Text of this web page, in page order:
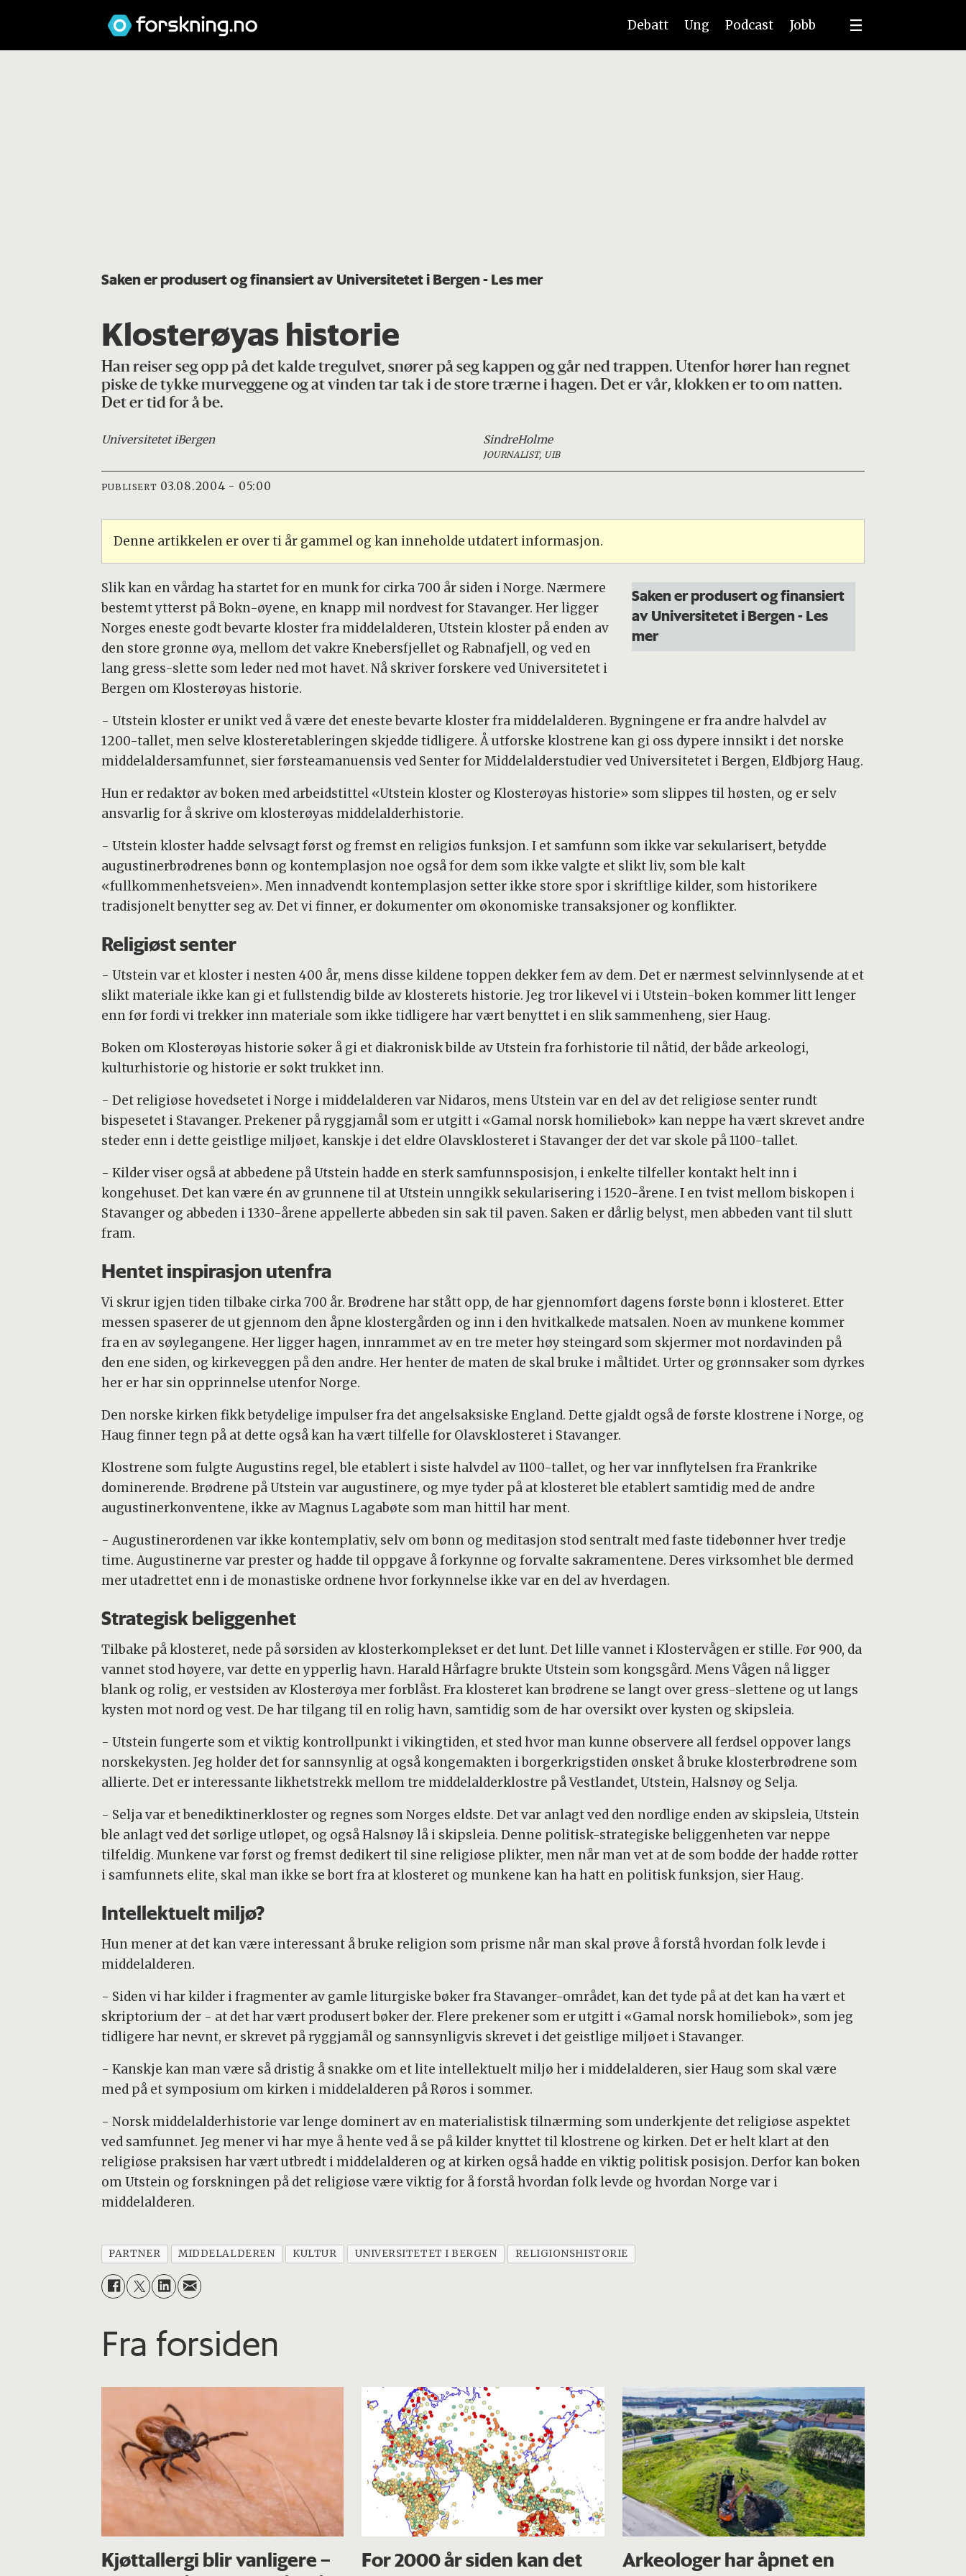
Debatt Ung Podcast Jobb
Saken er produsert og finansiert av Universitetet i Bergen- Les mer
Klosterøyas historie
Han reiser seg opp på det kalde tregulvet, snører på seg kappen og går ned trappen. Utenfor hører han regnet
piske de tykke murveggene og at vinden tar tak i de store trærne i hagen. Det er vår, klokken er to om natten.
Det er tid for å be.
Universitetet iBergen SindreHolme
JOURNALIST, UIB
PUBLISERT 03.08.2004 - 05:00
Denne artikkelen er over ti år gammel og kan inneholde utdatert informasjon.
Saken er produsert og finansiert
av Universitetet i Bergen- Les
mer
Slik kan en vårdag ha startet for en munk for cirka 700 år siden i Norge. Nærmere
bestemt ytterst på Bokn-øyene, en knapp mil nordvest for Stavanger. Her ligger
Norges eneste godt bevarte kloster fra middelalderen, Utstein kloster på enden av
den store grønne øya, mellom det vakre Knebersfjellet og Rabnafjell, og ved en
lang gress-slette som leder ned mot havet. Nå skriver forskere ved Universitetet i
Bergen om Klosterøyas historie.
- Utstein kloster er unikt ved å være det eneste bevarte kloster fra middelalderen. Bygningene er fra andre halvdel av
1200-tallet, men selve klosteretableringen skjedde tidligere. Å utforske klostrene kan gi oss dypere innsikt i det norske
middelaldersamfunnet, sier førsteamanuensis ved Senter for Middelalderstudier ved Universitetet i Bergen, Eldbjørg Haug.
Hun er redaktør av boken med arbeidstittel «Utstein kloster og Klosterøyas historie» som slippes til høsten, og er selv
ansvarlig for å skrive om klosterøyas middelalderhistorie.
- Utstein kloster hadde selvsagt først og fremst en religiøs funksjon. I et samfunn som ikke var sekularisert, betydde
augustinerbrødrenes bønn og kontemplasjon noe også for dem som ikke valgte et slikt liv, som ble kalt
«fullkommenhetsveien». Men innadvendt kontemplasjon setter ikke store spor i skriftlige kilder, som historikere
tradisjonelt benytter seg av. Det vi finner, er dokumenter om økonomiske transaksjoner og konflikter.
Religiøst senter
- Utstein var et kloster i nesten 400 år, mens disse kildene toppen dekker fem av dem. Det er nærmest selvinnlysende at et
slikt materiale ikke kan gi et fullstendig bilde av klosterets historie. Jeg tror likevel vi i Utstein-boken kommer litt lenger
enn før fordi vi trekker inn materiale som ikke tidligere har vært benyttet i en slik sammenheng, sier Haug.
Boken om Klosterøyas historie søker å gi et diakronisk bilde av Utstein fra forhistorie til nåtid, der både arkeologi,
kulturhistorie og historie er søkt trukket inn.
- Det religiøse hovedsetet i Norge i middelalderen var Nidaros, mens Utstein var en del av det religiøse senter rundt
bispesetet i Stavanger. Prekener på ryggjamål som er utgitt i «Gamal norsk homiliebok» kan neppe ha vært skrevet andre
steder enn i dette geistlige miljøet, kanskje i det eldre Olavsklosteret i Stavanger der det var skole på 1100-tallet.
- Kilder viser også at abbedene på Utstein hadde en sterk samfunnsposisjon, i enkelte tilfeller kontakt helt inn i
kongehuset. Det kan være én av grunnene til at Utstein unngikk sekularisering i 1520-årene. I en tvist mellom biskopen i
Stavanger og abbeden i 1330-årene appellerte abbeden sin sak til paven. Saken er dårlig belyst, men abbeden vant til slutt
fram.
Hentet inspirasjon utenfra
Vi skrur igjen tiden tilbake cirka 700 år. Brødrene har stått opp, de har gjennomført dagens første bønn i klosteret. Etter
messen spaserer de ut gjennom den åpne klostergården og inn i den hvitkalkede matsalen. Noen av munkene kommer
fra en av søylegangene. Her ligger hagen, innrammet av en tre meter høy steingard som skjermer mot nordavinden på
den ene siden, og kirkeveggen på den andre. Her henter de maten de skal bruke i måltidet. Urter og grønnsaker som dyrkes
her er har sin opprinnelse utenfor Norge.
Den norske kirken fikk betydelige impulser fra det angelsaksiske England. Dette gjaldt også de første klostrene i Norge, og
Haug finner tegn på at dette også kan ha vært tilfelle for Olavsklosteret i Stavanger.
Klostrene som fulgte Augustins regel, ble etablert i siste halvdel av 1100-tallet, og her var innflytelsen fra Frankrike
dominerende. Brødrene på Utstein var augustinere, og mye tyder på at klosteret ble etablert samtidig med de andre
augustinerkonventene, ikke av Magnus Lagabøte som man hittil har ment.
- Augustinerordenen var ikke kontemplativ, selv om bønn og meditasjon stod sentralt med faste tidebønner hver tredje
time. Augustinerne var prester og hadde til oppgave å forkynne og forvalte sakramentene. Deres virksomhet ble dermed
mer utadrettet enn i de monastiske ordnene hvor forkynnelse ikke var en del av hverdagen.
Strategisk beliggenhet
Tilbake på klosteret, nede på sørsiden av klosterkomplekset er det lunt. Det lille vannet i Klostervågen er stille. Før 900, da
vannet stod høyere, var dette en ypperlig havn. Harald Hårfagre brukte Utstein som kongsgård. Mens Vågen nå ligger
blank og rolig, er vestsiden av Klosterøya mer forblåst. Fra klosteret kan brødrene se langt over gress-slettene og ut langs
kysten mot nord og vest. De har tilgang til en rolig havn, samtidig som de har oversikt over kysten og skipsleia.
- Utstein fungerte som et viktig kontrollpunkt i vikingtiden, et sted hvor man kunne observere all ferdsel oppover langs
norskekysten. Jeg holder det for sannsynlig at også kongemakten i borgerkrigstiden ønsket å bruke klosterbrødrene som
allierte. Det er interessante likhetstrekk mellom tre middelalderklostre på Vestlandet, Utstein, Halsnøy og Selja.
- Selja var et benediktinerkloster og regnes som Norges eldste. Det var anlagt ved den nordlige enden av skipsleia, Utstein
ble anlagt ved det sørlige utløpet, og også Halsnøy lå i skipsleia. Denne politisk-strategiske beliggenheten var neppe
tilfeldig. Munkene var først og fremst dedikert til sine religiøse plikter, men når man vet at de som bodde der hadde røtter
i samfunnets elite, skal man ikke se bort fra at klosteret og munkene kan ha hatt en politisk funksjon, sier Haug.
Intellektuelt miljø?
Hun mener at det kan være interessant å bruke religion som prisme når man skal prøve å forstå hvordan folk levde i
middelalderen.
- Siden vi har kilder i fragmenter av gamle liturgiske bøker fra Stavanger-området, kan det tyde på at det kan ha vært et
skriptorium der - at det har vært produsert bøker der. Flere prekener som er utgitt i «Gamal norsk homiliebok», som jeg
tidligere har nevnt, er skrevet på ryggjamål og sannsynligvis skrevet i det geistlige miljøet i Stavanger.
- Kanskje kan man være så dristig å snakke om et lite intellektuelt miljø her i middelalderen, sier Haug som skal være
med på et symposium om kirken i middelalderen på Røros i sommer.
- Norsk middelalderhistorie var lenge dominert av en materialistisk tilnærming som underkjente det religiøse aspektet
ved samfunnet. Jeg mener vi har mye å hente ved å se på kilder knyttet til klostrene og kirken. Det er helt klart at den
religiøse praksisen har vært utbredt i middelalderen og at kirken også hadde en viktig politisk posisjon. Derfor kan boken
om Utstein og forskningen på det religiøse være viktig for å forstå hvordan folk levde og hvordan Norge var i
middelalderen.
PARTNER MIDDELALDEREN KULTUR UNIVERSITETET I BERGEN RELIGIONSHISTORIE
Fra forsiden
Kjøttallergi blir vanligere –
For 2000 år siden kan det
Arkeologer har åpnet en